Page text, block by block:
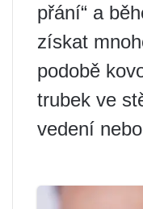
přání“ a
získat
podobě
trubek ve
vedení